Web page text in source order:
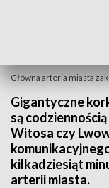
Główna arteria miasta
Gigantyczne
są
Witosa czy
kilkadziesiąt
arterii miasta.